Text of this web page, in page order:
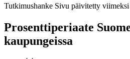
Tutkimushanke Sivu päivitetty
Prosenttiperiaate
kaupungeissa